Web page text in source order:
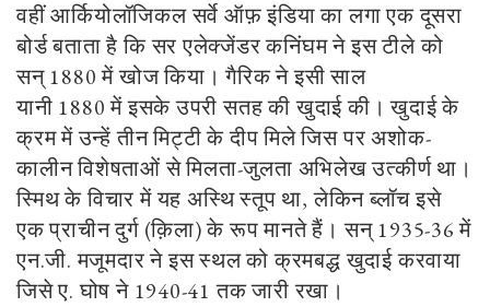
वहीं आर्कियोलॉजिकल सर्वे ऑफ़ इंडिया का लगा एक दूसरा
बोर्ड बताता है कि सर एलेक्जेंडर कनिंघम ने इस टीले को
सन्1880में खोज किया। गैरिक ने इसी साल
यानी 1880में इसके उपरी सतह की खुदाई की। खुदाई के
क्रम में उन्हें तीन मिट्टी के दीप मिले जिस पर अशोक-
कालीन विशेषताओं से मिलता-जुलता अभिलेख उत्कीर्ण था।
स्मिथ के विचार में यह अस्थि स्तूप था,लेकिन ब्लॉच इसे
एक प्राचीन दुर्ग (क़िला) के रूप मानते हैं। सन्1935-36में
एन.जी. मजूमदार ने इस स्थल को क्रमबद्ध खुदाई करवाया
जिसे ए. घोष ने 1940-41 तक जारी रखा।